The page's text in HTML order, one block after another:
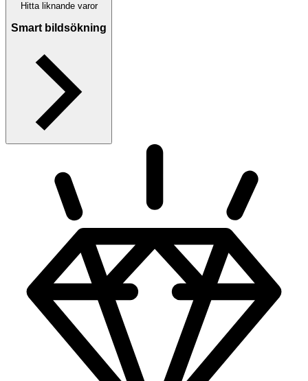
Hitta liknande varor
Smart bildsökning